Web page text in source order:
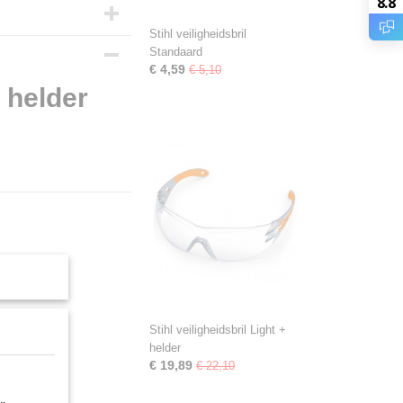
Stihl veiligheidsbril
Standaard
€ 4,59 € 5,10
Stihl veiligheidsbril Light +
helder
€ 19,89 € 22,10